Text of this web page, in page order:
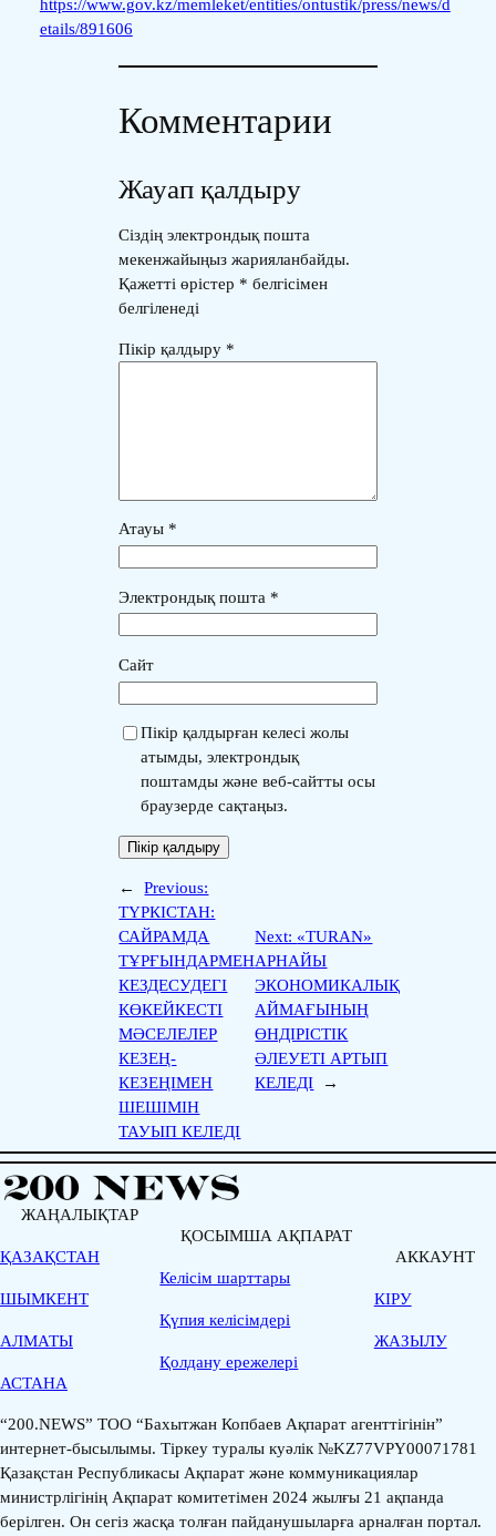
https://www.gov.kz/memleket/entities/ontustik/press/news/d
etails/891606
Комментарии
Жауап қалдыру
Сіздің электрондық пошта
мекенжайыңыз жарияланбайды.
Қажетті өрістер * белгісімен
белгіленеді
Пікір қалдыру *
Атауы *
Электрондық пошта *
Сайт
Пікір қалдырған келесі жолы
атымды, электрондық
поштамды және веб-сайтты осы
браузерде сақтаңыз.
←
Previous:
ТҮРКІСТАН:
САЙРАМДА
ТҰРҒЫНДАРМЕН
КЕЗДЕСУДЕГІ
КӨКЕЙКЕСТІ
МӘСЕЛЕЛЕР
КЕЗЕҢ-
КЕЗЕҢІМЕН
ШЕШІМІН
ТАУЫП КЕЛЕДІ
Next: «TURAN»
АРНАЙЫ
ЭКОНОМИКАЛЫҚ
АЙМАҒЫНЫҢ
ӨНДІРІСТІК
ӘЛЕУЕТІ АРТЫП
КЕЛЕДІ
→
ЖАҢАЛЫҚТАР
ҚАЗАҚСТАН
ШЫМКЕНТ
АЛМАТЫ
АСТАНА
ҚОСЫМША АҚПАРАТ
Келісім шарттары
Қүпия келісімдері
Қолдану ережелері
АККАУНТ
КІРУ
ЖАЗЫЛУ
“200.NEWS” ТОО “Бахытжан Копбаев Ақпарат агенттігінін”
интернет-бысылымы. Тіркеу туралы куәлік №KZ77VPY00071781
Қазақстан Республикасы Ақпарат және коммуникациялар
министрлігінің Ақпарат комитетімен 2024 жылғы 21 ақпанда
берілген. Он сегіз жасқа толған пайданушыларға арналған портал.